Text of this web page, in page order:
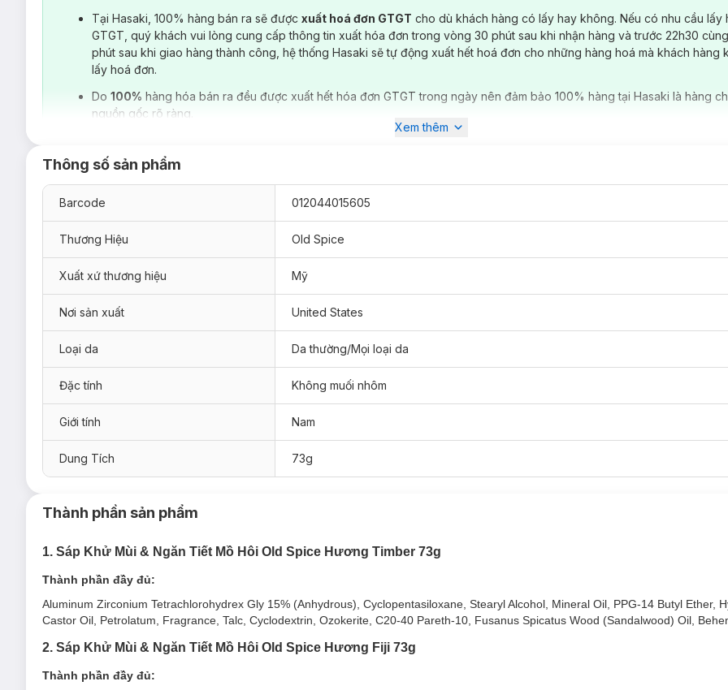
Sáp Khử Mùi & Ngăn Tiết Mồ Hôi Old Spice Anti-Perspirant & Deodorant phù hợp với loại da nào?
Sản phẩm phù hợp với mọi loại da.
Thường xuyên tiết mồ hôi ở vùng dưới cánh tay.
Vùng da dưới cánh tay có mùi hôi thiếu tự tin.
Ưu thế nổi bật của Sáp Khử Mùi & Ngăn Tiết Mồ Hôi Old Spice Anti-Perspirant & Deodorant:
Sản phẩm nhẹ nhàng apply trên da và làm giảm mồ hôi nách, giữ cho lỗ chân lông khô hơn so với chỉ dùng chất khử mùi.
Ngăn tiết mồ hôi hiệu quả, thông thoáng mà vẫn giữ lại độ ẩm cần thiết của da.
Chất khử mùi và ngăn mồ hôi rắn bằng tinh chất từ gỗ đàn hương.
Tại Hasaki, 100% hàng bán ra sẽ được xuất hoá đơn GTGT cho dù khách hàng có lấy hay không. Nếu có nhu cầu lấy
GTGT, quý khách vui lòng cung cấp thông tin xuất hóa đơn trong vòng 30 phút sau khi nhận hàng và trước 22h30
phút sau khi giao hàng thành công, hệ thống Hasaki sẽ tự động xuất hết hoá đơn cho những hàng hoá mà khách hàng
lấy hoá đơn.
Do 100% hàng hóa bán ra đều được xuất hết hóa đơn GTGT trong ngày nên đảm bảo 100% hàng tại Hasaki là hàng
nguồn gốc rõ ràng.
Xem thêm
Thông số sản phẩm
Barcode 012044015605
Thương Hiệu Old Spice
Xuất xứ thương hiệu Mỹ
Nơi sản xuất United States
Loại da Da thường/Mọi loại da
Đặc tính Không muối nhôm
Giới tính Nam
Dung Tích 73g
Thành phần sản phẩm
1. Sáp Khử Mùi & Ngăn Tiết Mồ Hôi Old Spice Hương Timber 73g
Thành phần đầy đủ:
Aluminum Zirconium Tetrachlorohydrex Gly 15% (Anhydrous), Cyclopentasiloxane, Stearyl Alcohol, Mineral Oil, PPG-14 Butyl Ether,
Castor Oil, Petrolatum, Fragrance, Talc, Cyclodextrin, Ozokerite, C20-40 Pareth-10, Fusanus Spicatus Wood (Sandalwood) Oil,
2. Sáp Khử Mùi & Ngăn Tiết Mồ Hôi Old Spice Hương Fiji 73g
Thành phần đầy đủ: